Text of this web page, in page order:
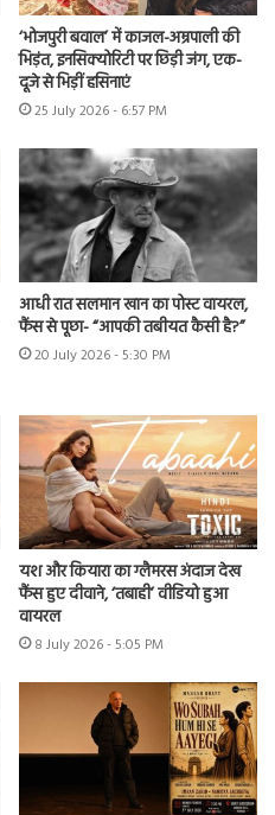
‘भोजपुरी बवाल’ में काजल-अम्रपाली की
भिड़ंत, इनसिक्योरिटी पर छिड़ी जंग, एक-
दूजे से भिड़ीं हसिनाएं
25 July 2026 - 6:57 PM
आधी रात सलमान खान का पोस्ट वायरल,
फैंस से पूछा- “आपकी तबीयत कैसी है?”
20 July 2026 - 5:30 PM
यश और कियारा का ग्लैमरस अंदाज देख
फैंस हुए दीवाने, ‘तबाही’ वीडियो हुआ
वायरल
8 July 2026 - 5:05 PM